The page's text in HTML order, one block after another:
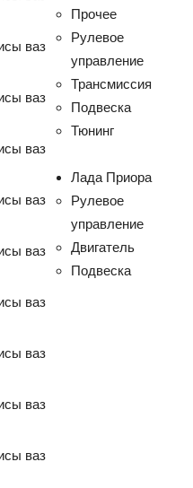
Прочее
Рулевое
управление
Трансмиссия
Подвеска
Тюнинг
Лада Приора
Рулевое
управление
Двигатель
Подвеска